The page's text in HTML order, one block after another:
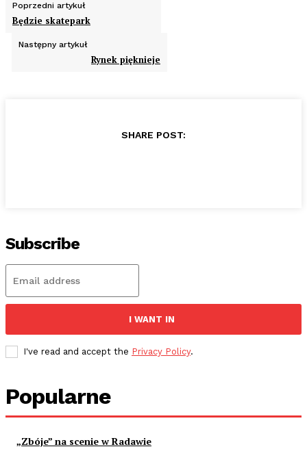
Poprzedni artykuł
Będzie skatepark
Następny artykuł
Rynek pięknieje
SHARE POST:
Subscribe
I WANT IN
I've read and accept the Privacy Policy.
Popularne
„Zbóje” na scenie w Radawie